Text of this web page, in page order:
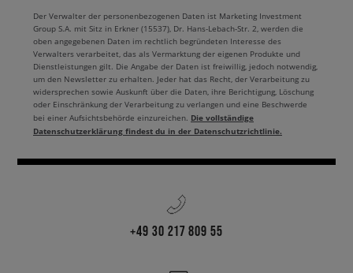
Der Verwalter der personenbezogenen Daten ist Marketing Investment
Group S.A. mit Sitz in Erkner (15537), Dr. Hans-Lebach-Str. 2, werden die
oben angegebenen Daten im rechtlich begründeten Interesse des
Verwalters verarbeitet, das als Vermarktung der eigenen Produkte und
Dienstleistungen gilt. Die Angabe der Daten ist freiwillig, jedoch notwendig,
um den Newsletter zu erhalten. Jeder hat das Recht, der Verarbeitung zu
widersprechen sowie Auskunft über die Daten, ihre Berichtigung, Löschung
oder Einschränkung der Verarbeitung zu verlangen und eine Beschwerde
bei einer Aufsichtsbehörde einzureichen. Die vollständige
Datenschutzerklärung findest du in der Datenschutzrichtlinie.
+49 30 217 809 55